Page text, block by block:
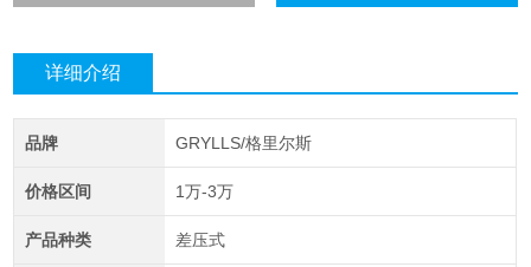
详细介绍
品牌 GRYLLS/格里尔斯
价格区间 1万-3万
产品种类 差压式